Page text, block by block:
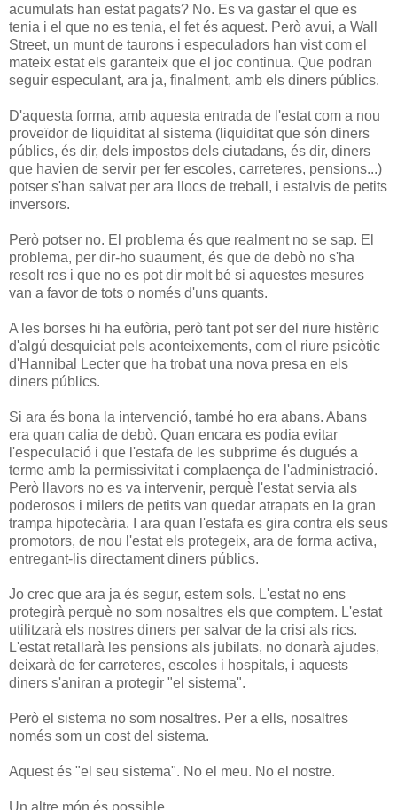
acumulats han estat pagats? No. Es va gastar el que es
tenia i el que no es tenia, el fet és aquest. Però avui, a Wall
Street, un munt de taurons i especuladors han vist com el
mateix estat els garanteix que el joc continua. Que podran
seguir especulant, ara ja, finalment, amb els diners públics.
D'aquesta forma, amb aquesta entrada de l'estat com a nou
proveïdor de liquiditat al sistema (liquiditat que són diners
públics, és dir, dels impostos dels ciutadans, és dir, diners
que havien de servir per fer escoles, carreteres, pensions...)
potser s'han salvat per ara llocs de treball, i estalvis de petits
inversors.
Però potser no. El problema és que realment no se sap. El
problema, per dir-ho suaument, és que de debò no s'ha
resolt res i que no es pot dir molt bé si aquestes mesures
van a favor de tots o només d'uns quants.
A les borses hi ha eufòria, però tant pot ser del riure histèric
d'algú desquiciat pels aconteixements, com el riure psicòtic
d'Hannibal Lecter que ha trobat una nova presa en els
diners públics.
Si ara és bona la intervenció, també ho era abans. Abans
era quan calia de debò. Quan encara es podia evitar
l'especulació i que l'estafa de les subprime és dugués a
terme amb la permissivitat i complaença de l'administració.
Però llavors no es va intervenir, perquè l'estat servia als
poderosos i milers de petits van quedar atrapats en la gran
trampa hipotecària. I ara quan l'estafa es gira contra els seus
promotors, de nou l'estat els protegeix, ara de forma activa,
entregant-lis directament diners públics.
Jo crec que ara ja és segur, estem sols. L'estat no ens
protegirà perquè no som nosaltres els que comptem. L'estat
utilitzarà els nostres diners per salvar de la crisi als rics.
L'estat retallarà les pensions als jubilats, no donarà ajudes,
deixarà de fer carreteres, escoles i hospitals, i aquests
diners s'aniran a protegir "el sistema".
Però el sistema no som nosaltres. Per a ells, nosaltres
només som un cost del sistema.
Aquest és "el seu sistema". No el meu. No el nostre.
Un altre món és possible.